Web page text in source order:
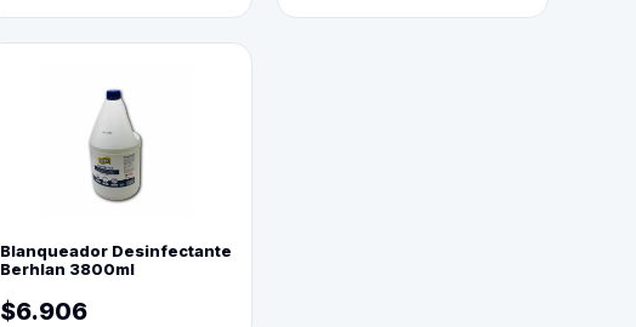
Blanqueador Desinfectante
Berhlan 3800ml
$6.906